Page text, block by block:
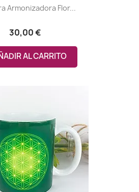
Armonizadora Flor...
30,00 €
AL CARRITO